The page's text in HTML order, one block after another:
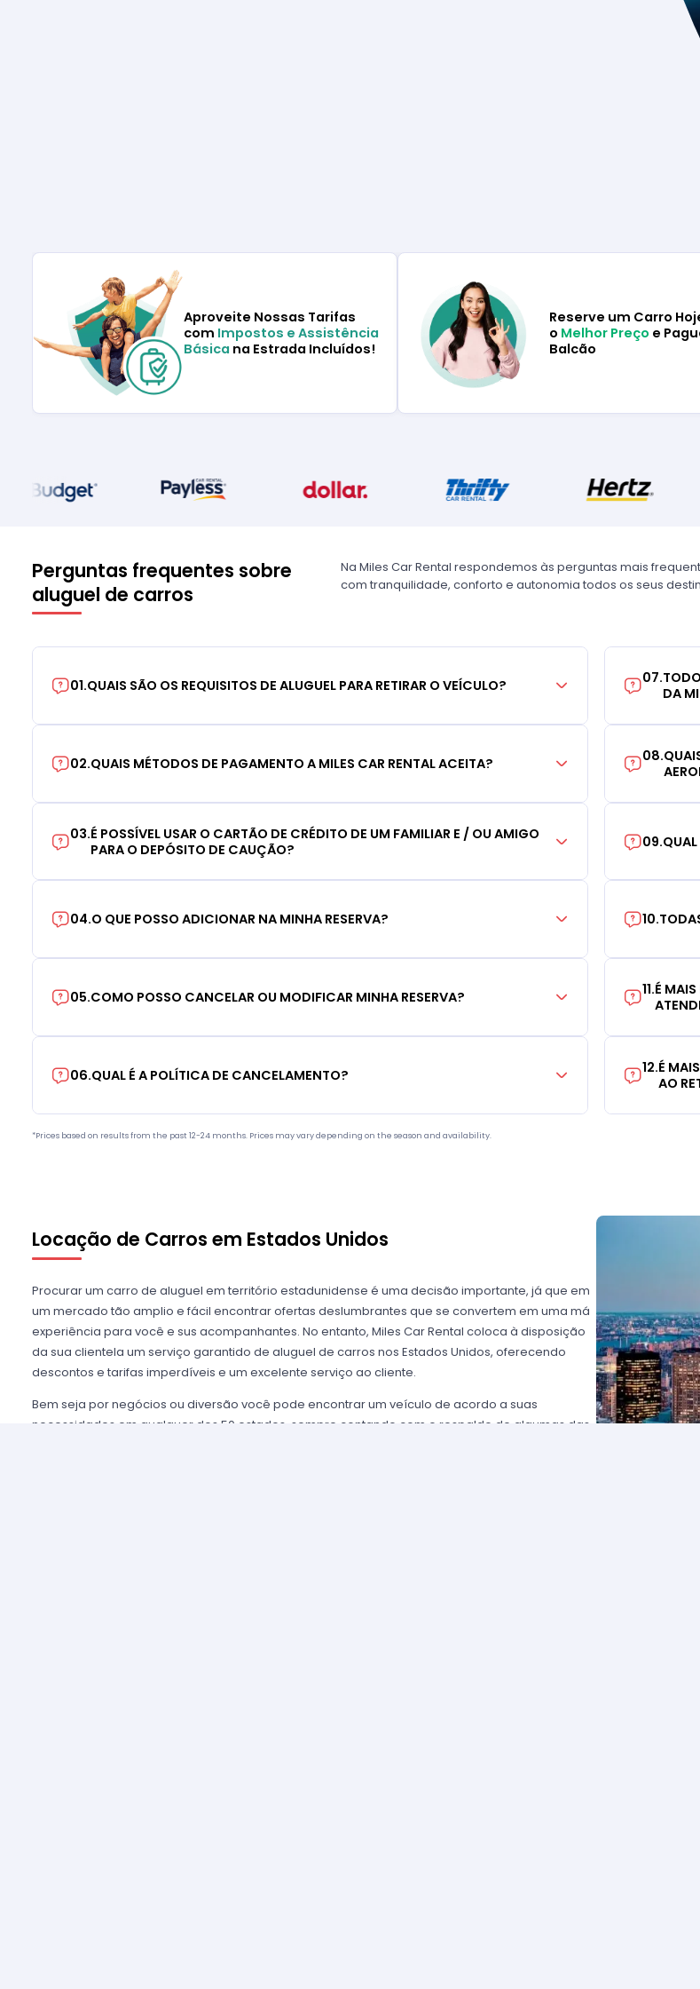
Aproveite Nossas Tarifas
com Impostos e Assistência
Básica na Estrada Incluídos!
Reserve um Carro
o Melhor Preço e
Balcão
Perguntas frequentes sobre
aluguel de carros
Na Miles Car Rental respondemos às perguntas mais
com tranquilidade, conforto e autonomia todos os seus
01.QUAIS SÃO OS REQUISITOS DE ALUGUEL PARA RETIRAR O VEÍCULO?
02.QUAIS MÉTODOS DE PAGAMENTO A MILES CAR RENTAL ACEITA?
03.É POSSÍVEL USAR O CARTÃO DE CRÉDITO DE UM FAMILIAR E / OU AMIGO
PARA O DEPÓSITO DE CAUÇÃO?
04.O QUE POSSO ADICIONAR NA MINHA RESERVA?
05.COMO POSSO CANCELAR OU MODIFICAR MINHA RESERVA?
06.QUAL É A POLÍTICA DE CANCELAMENTO?
07.
DA
08.
09.
10.
11.É
12.É
AO
*Prices based on results from the past 12-24 months. Prices may vary depending on the season and availability.
Locação de Carros em Estados Unidos
Procurar um carro de aluguel em território estadunidense é uma decisão importante, já que em
um mercado tão amplio e fácil encontrar ofertas deslumbrantes que se convertem em uma má
experiência para você e sus acompanhantes. No entanto, Miles Car Rental coloca à disposição
da sua clientela um serviço garantido de aluguel de carros nos Estados Unidos, oferecendo
descontos e tarifas imperdíveis e um excelente serviço ao cliente.
Bem seja por negócios ou diversão você pode encontrar um veículo de acordo a suas
necessidades em qualquer dos 50 estados, sempre contando com o respaldo de algumas das